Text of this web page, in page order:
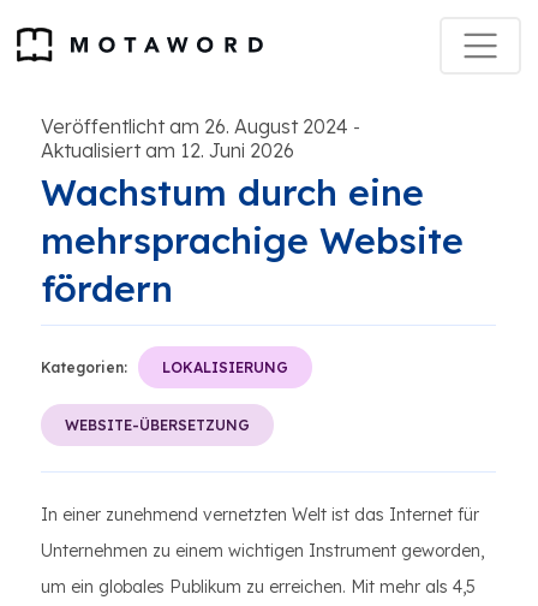
Veröffentlicht am 26. August 2024 -
Aktualisiert am 12. Juni 2026
Wachstum durch eine
mehrsprachige Website
fördern
Kategorien: LOKALISIERUNG
WEBSITE-ÜBERSETZUNG
In einer zunehmend vernetzten Welt ist das Internet für
Unternehmen zu einem wichtigen Instrument geworden,
um ein globales Publikum zu erreichen. Mit mehr als 4,5